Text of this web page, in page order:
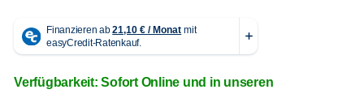
Verfügbarkeit: Sofort Online und in unseren